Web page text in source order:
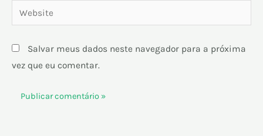
Website
Salvar meus dados neste navegador para a próxima
vez que eu comentar.